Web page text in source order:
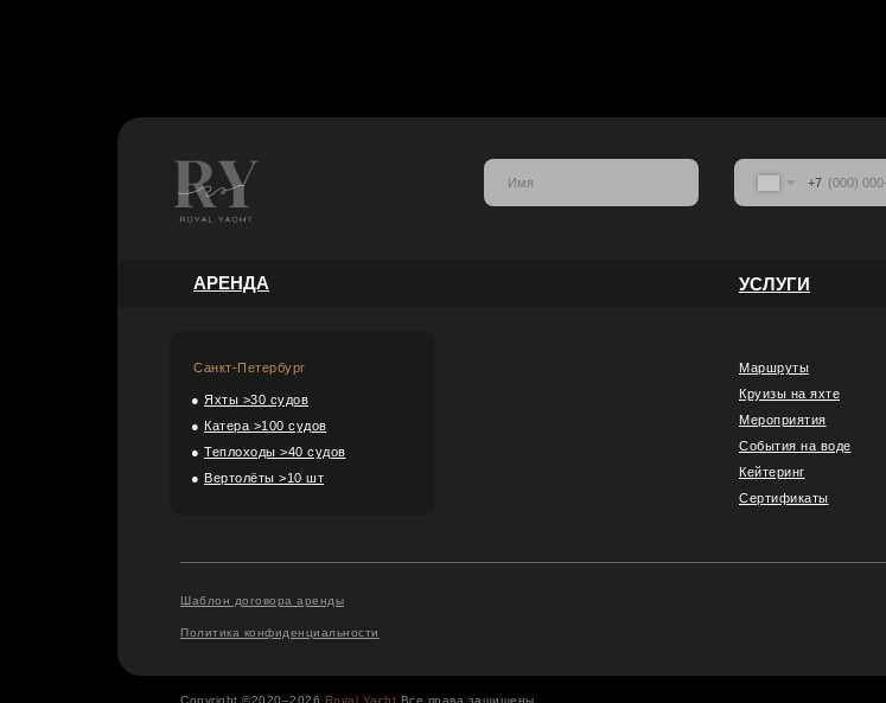
Copyright ©2020–2026 Royal Yacht Все права защищены
Политика конфиденциальности
Шаблон договора аренды
Маршруты
Круизы на яхте
Мероприятия
События на воде
Кейтеринг
Сертификаты
АРЕНДА
+7
● Яхты >30 судов
● Катера >100 судов
● Теплоходы >40 судов
● Вертолёты >10 шт
Санкт-Петербург
УСЛУГИ